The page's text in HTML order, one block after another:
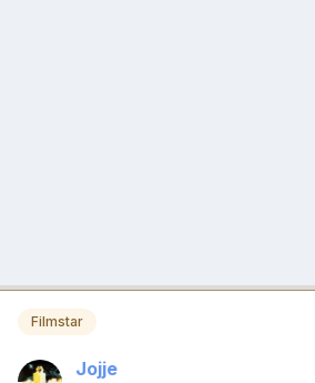
Filmstar
Jojje